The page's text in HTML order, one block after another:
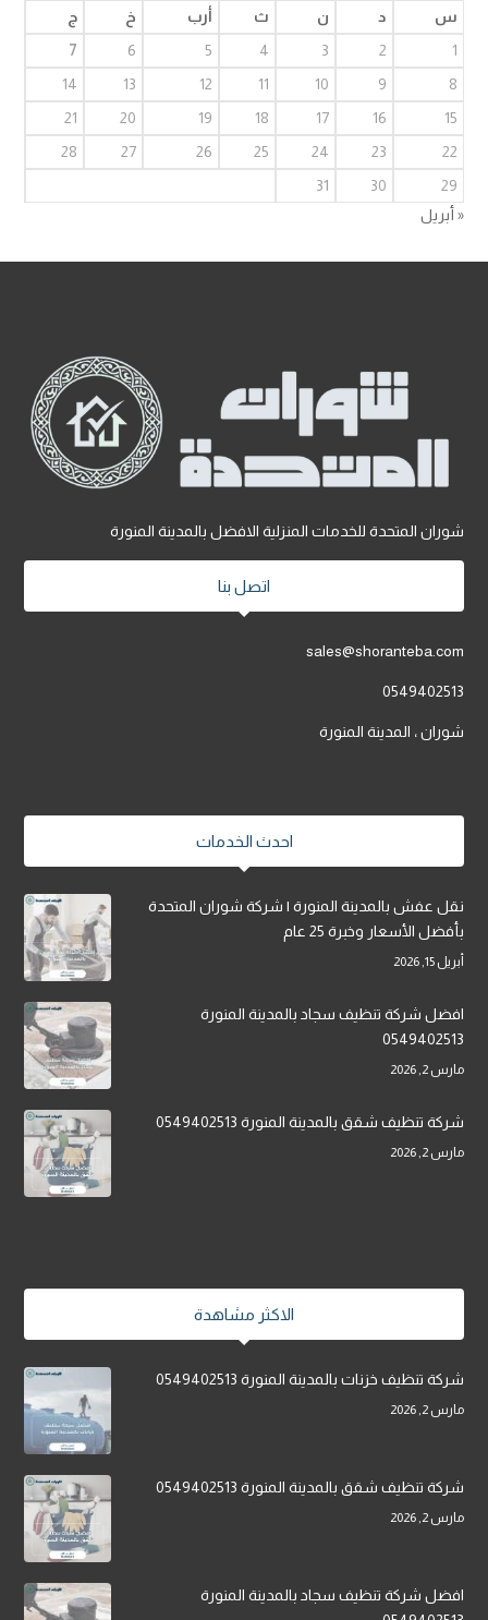
س د ن ث أرب خ
ج
1
2
3
4
5
6
7
8
9
10
11
12
13
14
15
16
17
18
19
20
21
22
23
24
25
26
27
28
29
30
31
« أبريل
شوران المتحدة للخدمات المنزلية الافضل بالمدينة المنورة
اتصل بنا
sales@shoranteba.com
0549402513
شوران ، المدينة المنورة
احدث الخدمات
نقل عفش بالمدينة المنورة | شركة شوران المتحدة
بأفضل الأسعار وخبرة 25 عام
أبريل 15, 2026
افضل شركة تنظيف سجاد بالمدينة المنورة
0549402513
مارس 2, 2026
شركة تنظيف شقق بالمدينة المنورة 0549402513
مارس 2, 2026
الاكثر مشاهدة
شركة تنظيف خزنات بالمدينة المنورة 0549402513
مارس 2, 2026
شركة تنظيف شقق بالمدينة المنورة 0549402513
مارس 2, 2026
افضل شركة تنظيف سجاد بالمدينة المنورة